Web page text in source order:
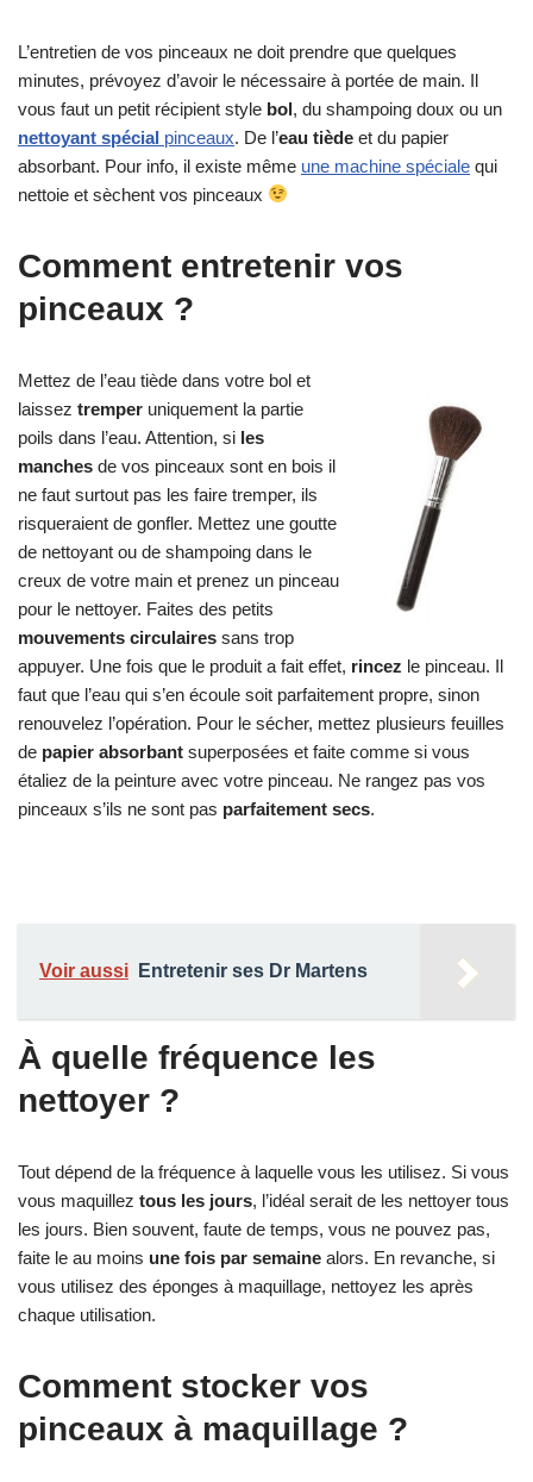
L’entretien de vos pinceaux ne doit prendre que quelques
minutes, prévoyez d’avoir le nécessaire à portée de main. Il
vous faut un petit récipient style bol, du shampoing doux ou un
nettoyant spécial pinceaux. De l’eau tiède et du papier
absorbant. Pour info, il existe même une machine spéciale qui
nettoie et sèchent vos pinceaux
Comment entretenir vos
pinceaux ?
Mettez de l’eau tiède dans votre bol et
laissez tremper uniquement la partie
poils dans l’eau. Attention, si les
manches de vos pinceaux sont en bois il
ne faut surtout pas les faire tremper, ils
risqueraient de gonfler. Mettez une goutte
de nettoyant ou de shampoing dans le
creux de votre main et prenez un pinceau
pour le nettoyer. Faites des petits
mouvements circulaires sans trop
appuyer. Une fois que le produit a fait effet, rincez le pinceau. Il
faut que l’eau qui s’en écoule soit parfaitement propre, sinon
renouvelez l’opération. Pour le sécher, mettez plusieurs feuilles
de papier absorbant superposées et faite comme si vous
étaliez de la peinture avec votre pinceau. Ne rangez pas vos
pinceaux s’ils ne sont pas parfaitement secs.
Voir aussi Entretenir ses Dr Martens
À quelle fréquence les
nettoyer ?
Tout dépend de la fréquence à laquelle vous les utilisez. Si vous
vous maquillez tous les jours, l’idéal serait de les nettoyer tous
les jours. Bien souvent, faute de temps, vous ne pouvez pas,
faite le au moins une fois par semaine alors. En revanche, si
vous utilisez des éponges à maquillage, nettoyez les après
chaque utilisation.
Comment stocker vos
pinceaux à maquillage ?